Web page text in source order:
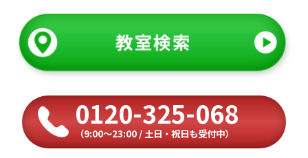
0120-325-068
（9:00〜23:00 / 土日・祝日も受付中）